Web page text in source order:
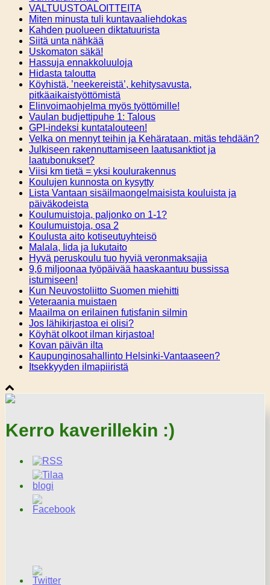
VALTUUSTOALOITTEITA
Miten minusta tuli kuntavaaliehdokas
Kahden puolueen diktatuurista
Siitä unta nähkää
Uskomaton säkä!
Hassuja ennakkoluuloja
Hidasta taloutta
Köyhistä, ’neekereistä’, kehitysavusta,
pitkäaikaistyöttömistä
Elinvoimaohjelma myös työttömille!
Vaulan budjettipuhe 1: Talous
GPI-indeksi kuntatalouteen!
Velka on mennyt teihin ja Kehärataan, mitäs tehdään?
Julkiseen rakennuttamiseen laatusanktiot ja
laatubonukset?
Viisi km tietä = yksi koulurakennus
Koulujen kunnosta on kysytty
Lista Vantaan sisäilmaongelmaisista kouluista ja
päiväkodeista
Koulumuistoja, paljonko on 1-1?
Koulumuistoja, osa 2
Koulusta aito kotiseutuyhteisö
Malala, Iida ja lukutaito
Hyvä peruskoulu tuo hyviä veronmaksajia
9,6 miljoonaa työpäivää haaskaantuu bussissa
istumiseen!
Kun Neuvostoliitto Suomen miehitti
Veteraania muistaen
Maailma on erilainen futisfanin silmin
Jos lähikirjastoa ei olisi?
Köyhät olkoot ilman kirjastoa!
Kovan päivän ilta
Kaupunginosahallinto Helsinki-Vantaaseen?
Itsekkyyden ilmapiiristä
Kerro kaverillekin :)